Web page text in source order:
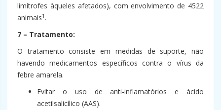
limítrofes àqueles afetados), com envolvimento de 4522
animais1 .
7 – Tratamento:
O tratamento consiste em medidas de suporte, não
havendo medicamentos específicos contra o vírus da
febre amarela.
Evitar o uso de anti-inflamatórios e ácido
acetilsalicílico (AAS).